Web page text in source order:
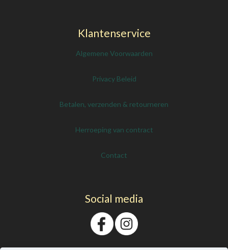
Klantenservice
Algemene Voorwaarden
Privacy Beleid
Betalen, verzenden & retourneren
Herroeping van contract
Contact
Social media